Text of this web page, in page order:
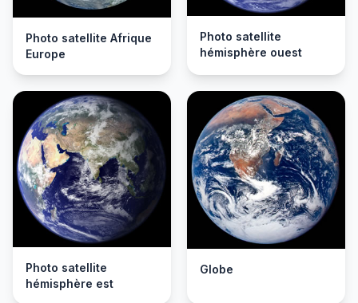
Photo satellite Afrique
Europe
Photo satellite
hémisphère ouest
Photo satellite
hémisphère est
Globe